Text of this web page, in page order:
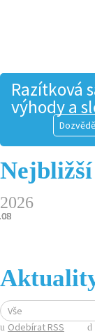
Razítková
výhody a
2026
Vše
Odebírat RSS